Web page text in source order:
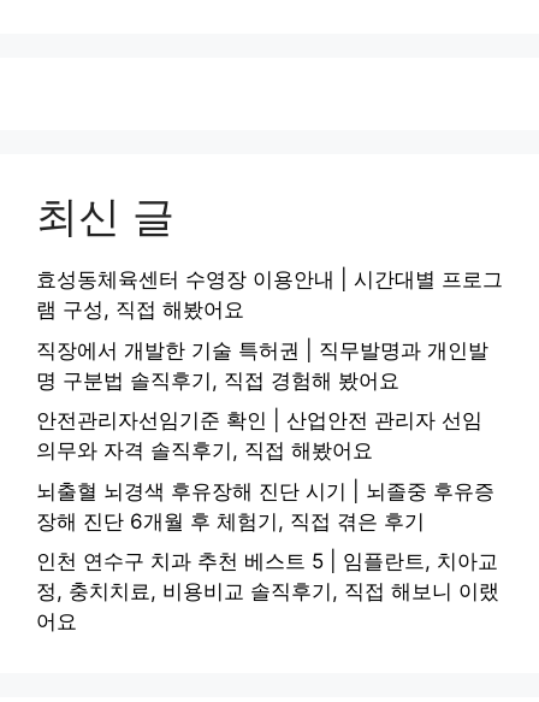
최신 글
효성동체육센터 수영장 이용안내 | 시간대별 프로그
램 구성, 직접 해봤어요
직장에서 개발한 기술 특허권 | 직무발명과 개인발
명 구분법 솔직후기, 직접 경험해 봤어요
안전관리자선임기준 확인 | 산업안전 관리자 선임
의무와 자격 솔직후기, 직접 해봤어요
뇌출혈 뇌경색 후유장해 진단 시기 | 뇌졸중 후유증
장해 진단 6개월 후 체험기, 직접 겪은 후기
인천 연수구 치과 추천 베스트 5 | 임플란트, 치아교
정, 충치치료, 비용비교 솔직후기, 직접 해보니 이랬
어요